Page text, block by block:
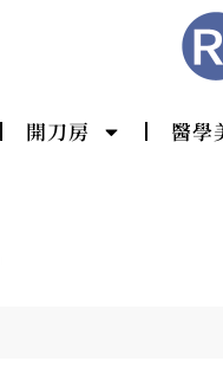
開刀房 醫學